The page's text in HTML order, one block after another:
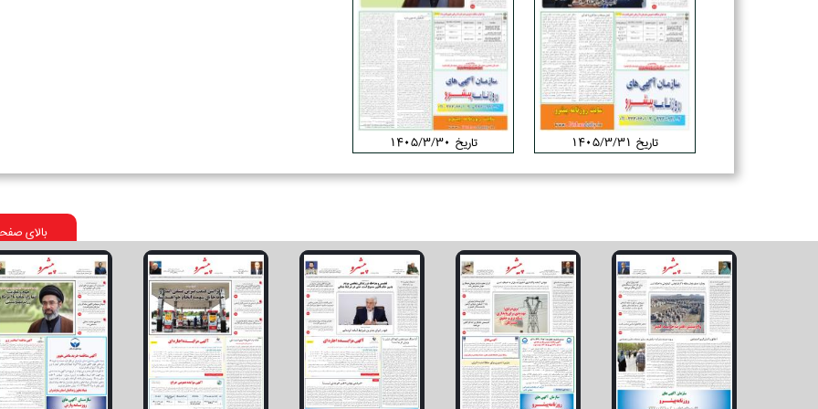
تاریخ ۱۴۰۵/۳/۳۱ تاریخ ۱۴۰۵/۳/۳۰
بالای